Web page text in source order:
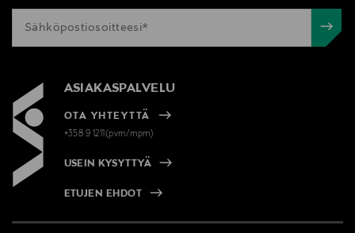
ASIAKASPALVELU
OTA YHTEYTTÄ
+358 9 1211(pvm/mpm)
USEIN KYSYTTYÄ
ETUJEN EHDOT